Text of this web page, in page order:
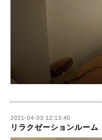
2021-04-03 12:13:40
リラクゼーションルーム